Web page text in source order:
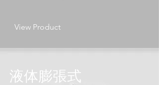
View Product
液体膨張式